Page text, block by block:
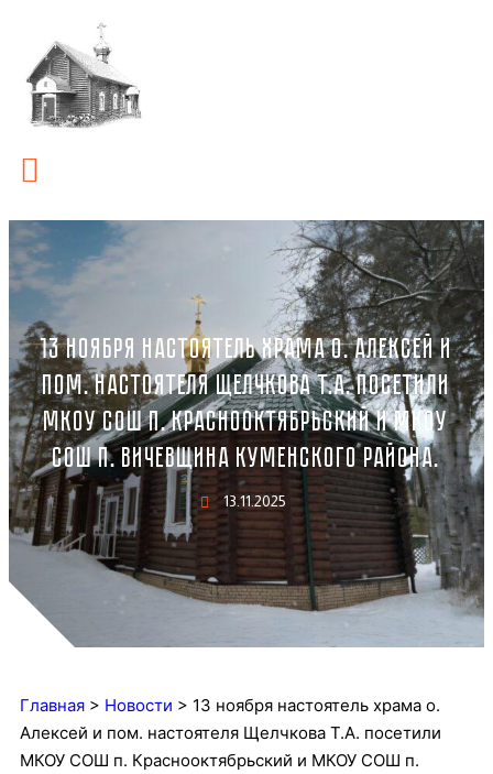
13 НОЯБРЯ НАСТОЯТЕЛЬ ХРАМА О. АЛЕКСЕЙ И
ПОМ. НАСТОЯТЕЛЯ ЩЕЛЧКОВА Т.А. ПОСЕТИЛИ
МКОУ СОШ П. КРАСНООКТЯБРЬСКИЙ И МКОУ
СОШ П. ВИЧЕВЩИНА КУМЕНСКОГО РАЙОНА.
13.11.2025
Главная > Новости > 13 ноября настоятель храма о.
Алексей и пом. настоятеля Щелчкова Т.А. посетили
МКОУ СОШ п. Краснооктябрьский и МКОУ СОШ п.